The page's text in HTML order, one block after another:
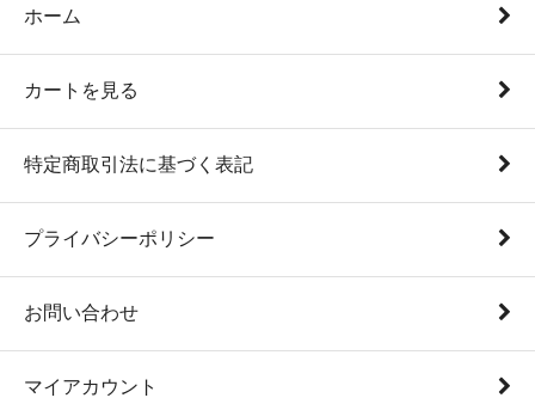
ホーム
カートを見る
特定商取引法に基づく表記
プライバシーポリシー
お問い合わせ
マイアカウント